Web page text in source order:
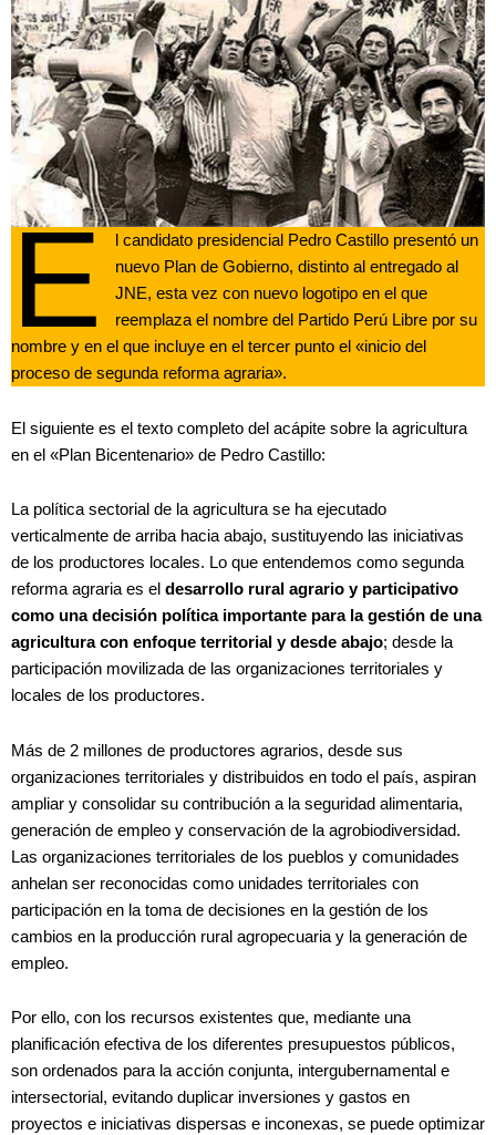
E
l candidato presidencial Pedro Castillo presentó un
nuevo Plan de Gobierno, distinto al entregado al
JNE, esta vez con nuevo logotipo en el que
reemplaza el nombre del Partido Perú Libre por su
nombre y en el que incluye en el tercer punto el «inicio del
proceso de segunda reforma agraria».
El siguiente es el texto completo del acápite sobre la agricultura
en el «Plan Bicentenario» de Pedro Castillo:
La política sectorial de la agricultura se ha ejecutado
verticalmente de arriba hacia abajo, sustituyendo las iniciativas
de los productores locales. Lo que entendemos como segunda
reforma agraria es el desarrollo rural agrario y participativo
como una decisión política importante para la gestión de una
agricultura con enfoque territorial y desde abajo; desde la
participación movilizada de las organizaciones territoriales y
locales de los productores.
Más de 2 millones de productores agrarios, desde sus
organizaciones territoriales y distribuidos en todo el país, aspiran
ampliar y consolidar su contribución a la seguridad alimentaria,
generación de empleo y conservación de la agrobiodiversidad.
Las organizaciones territoriales de los pueblos y comunidades
anhelan ser reconocidas como unidades territoriales con
participación en la toma de decisiones en la gestión de los
cambios en la producción rural agropecuaria y la generación de
empleo.
Por ello, con los recursos existentes que, mediante una
planificación efectiva de los diferentes presupuestos públicos,
son ordenados para la acción conjunta, intergubernamental e
intersectorial, evitando duplicar inversiones y gastos en
proyectos e iniciativas dispersas e inconexas, se puede optimizar